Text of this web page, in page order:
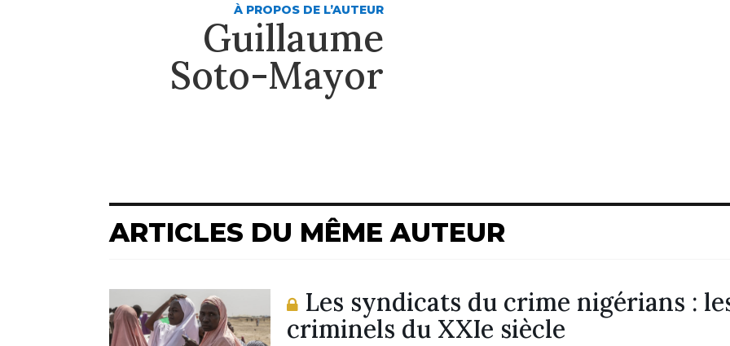
À PROPOS DE L’AUTEUR
Guillaume
Soto-Mayor
ARTICLES DU MÊME AUTEUR
Les syndicats du crime nigérians :
criminels du XXIe siècle